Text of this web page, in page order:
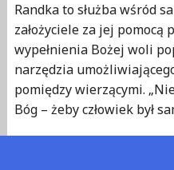
Randka to służba wśród
założyciele za jej pomocą
wypełnienia Bożej woli
narzędzia
pomiędzy wierzącymi.
Bóg – żeby człowiek był